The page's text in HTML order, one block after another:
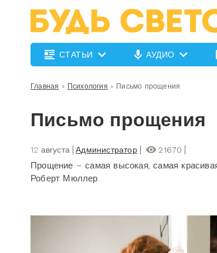
СТАТЬИ АУДИО
Главная » Психология » Письмо прощения
Письмо прощения
12 августа Администратор 21670
Прощение – самая высокая, самая
Роберт Мюллер.